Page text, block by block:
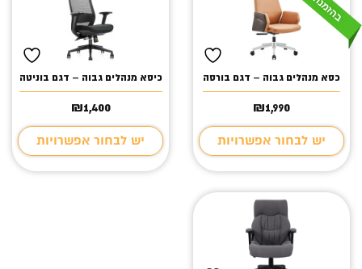
כסא מנהלים גבוה – דגם בורסה
₪1,990
יש לבחור אפשרויות
כיסא מנהלים גבוה – דגם בוניטה
₪1,400
יש לבחור אפשרויות